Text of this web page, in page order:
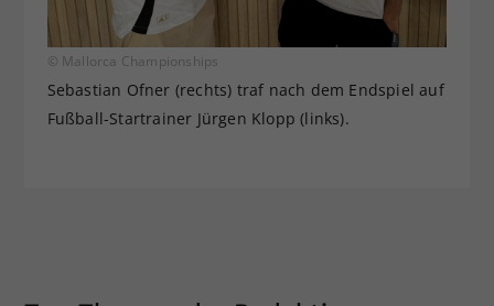
© Mallorca Championships
Sebastian Ofner (rechts) traf nach dem Endspiel auf
Fußball-Startrainer Jürgen Klopp (links).